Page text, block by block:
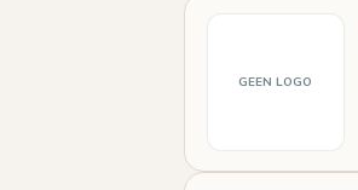
GEEN LOGO